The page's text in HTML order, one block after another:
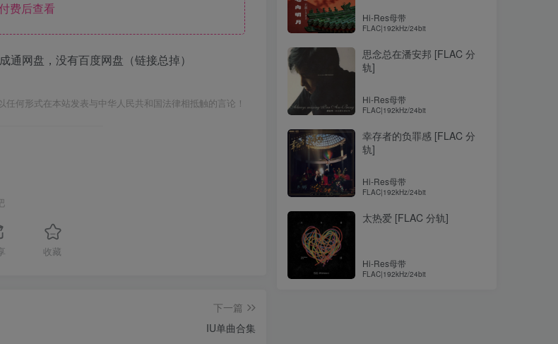
费后查看
网盘，没有百度网盘（链接总掉）
何形式在本站发表与中华人民共和国法律相抵触的言论！
收藏
下一篇
IU单曲合集
Hi-Res母带
FLAC|192kHz/24bit
思念总在潘安邦 [FLAC 分
轨]
Hi-Res母带
FLAC|192kHz/24bit
幸存者的负罪感 [FLAC 分
轨]
Hi-Res母带
FLAC|192kHz/24bit
太热爱 [FLAC 分轨]
Hi-Res母带
FLAC|192kHz/24bit